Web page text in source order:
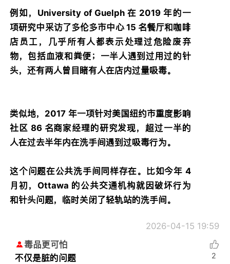
例如，University of Guelph 在 2019 年的一
项研究中采访了多伦多市中心 15 名餐厅和咖啡
店员工，几乎所有人都表示处理过危险废弃
物，包括血液和粪便；一半人遇到过用过的针
头，还有两人曾目睹有人在店内过量吸毒。
类似地，2017 年一项针对美国纽约市重度影响
社区 86 名商家经理的研究发现，超过一半的
人在过去半年内在洗手间遇到过吸毒行为。
这个问题在公共洗手间同样存在。比如今年 4
月初，Ottawa 的公共交通机构就因破坏行为
和针头问题，临时关闭了轻轨站的洗手间。
2026-04-15 19:59
毒品更可怕
不仅是脏的问题
2